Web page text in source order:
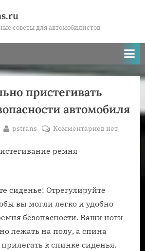
советы для автомобилистов
пристегивать
автомобиля
By
pstrans Комментариевк
автомобиля
нет
ремня
сиденье: Отрегулируйте
вы могли легко и удобно
безопасности. Ваши ноги
лежать на полу, а спина
к спинке сиденья.